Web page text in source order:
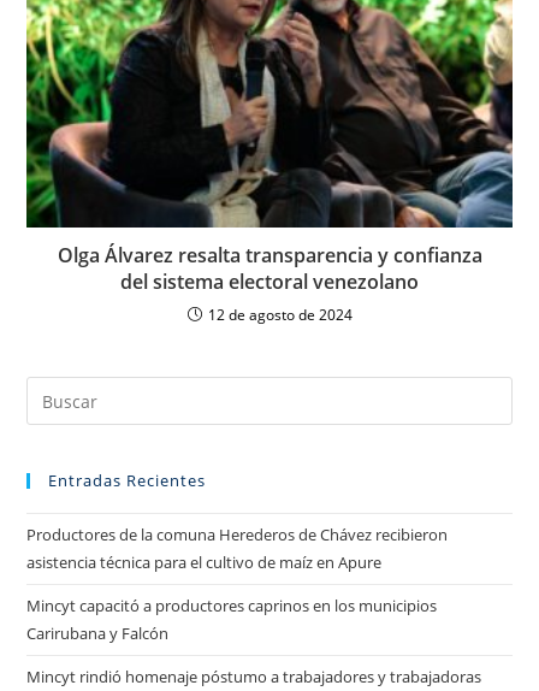
Olga Álvarez resalta transparencia y confianza
del sistema electoral venezolano
12 de agosto de 2024
Entradas Recientes
Productores de la comuna Herederos de Chávez recibieron
asistencia técnica para el cultivo de maíz en Apure
Mincyt capacitó a productores caprinos en los municipios
Carirubana y Falcón
Mincyt rindió homenaje póstumo a trabajadores y trabajadoras